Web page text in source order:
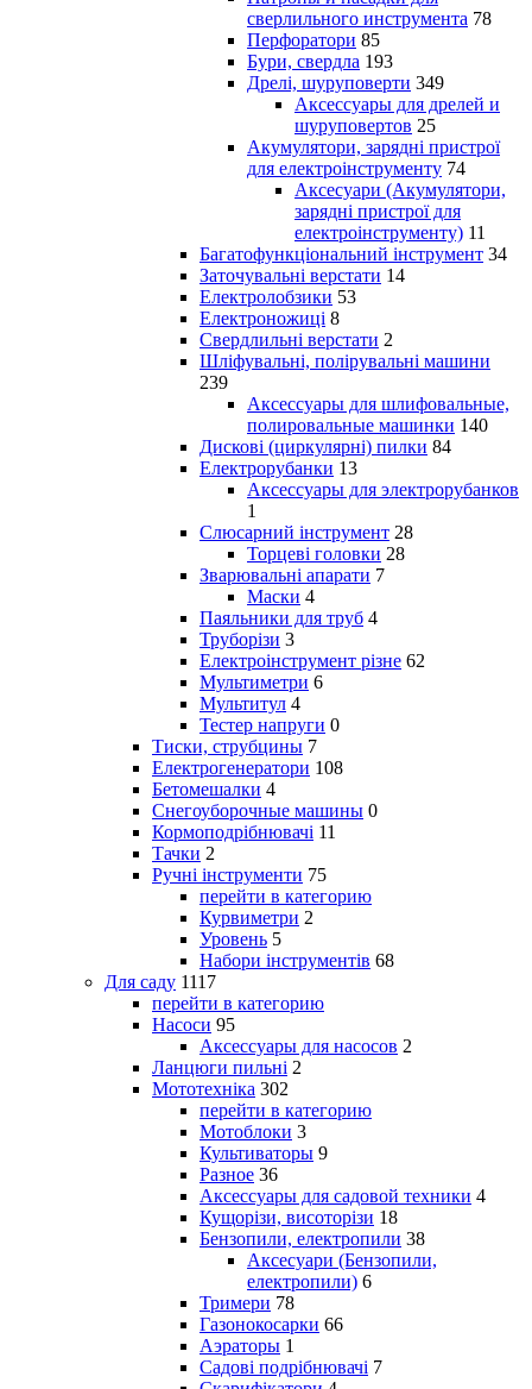
сверлильного инструмента 78
Перфоратори 85
Бури, свердла 193
Дрелі, шуруповерти 349
Аксессуары для дрелей и
шуруповертов 25
Акумулятори, зарядні пристрої
для електроінструменту 74
Аксесуари (Акумулятори,
зарядні пристрої для
електроінструменту) 11
Багатофункціональний інструмент 34
Заточувальні верстати 14
Електролобзики 53
Електроножиці 8
Свердлильні верстати 2
Шліфувальні, полірувальні машини
239
Аксессуары для шлифовальные,
полировальные машинки 140
Дискові (циркулярні) пилки 84
Електрорубанки 13
Аксессуары для электрорубанков
1
Слюсарний інструмент 28
Торцеві головки 28
Зварювальні апарати 7
Маски 4
Паяльники для труб 4
Труборізи 3
Електроінструмент різне 62
Мультиметри 6
Мультитул 4
Тестер напруги 0
Тиски, струбцины 7
Електрогенератори 108
Бетомешалки 4
Снегоуборочные машины 0
Кормоподрібнювачі 11
Тачки 2
Ручні інструменти 75
перейти в категорию
Курвиметри 2
Уровень 5
Набори інструментів 68
Для саду 1117
перейти в категорию
Насоси 95
Аксессуары для насосов 2
Ланцюги пильні 2
Мототехніка 302
перейти в категорию
Мотоблоки 3
Культиваторы 9
Разное 36
Аксессуары для садовой техники 4
Кущорізи, висоторізи 18
Бензопили, електропили 38
Аксесуари (Бензопили,
електропили) 6
Тримери 78
Газонокосарки 66
Аэраторы 1
Садові подрібнювачі 7